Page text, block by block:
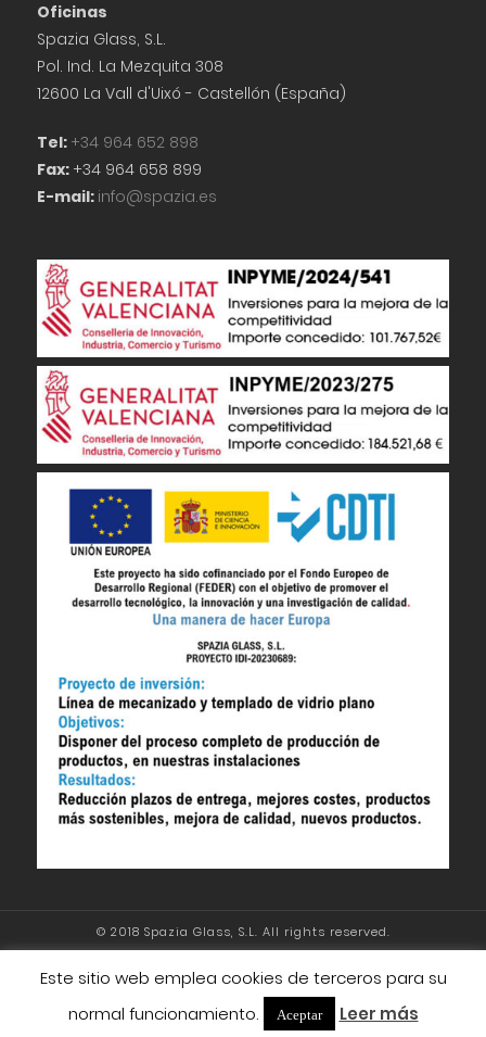
Oficinas
Spazia Glass, S.L.
Pol. Ind. La Mezquita 308
12600 La Vall d'Uixó - Castellón (España)
Tel: +34 964 652 898
Fax: +34 964 658 899
E-mail: info@spazia.es
© 2018 Spazia Glass, S.L. All rights reserved.
Aviso legal Política de cookies Política de
privacidad
Este sitio web emplea cookies de terceros para su
normal funcionamiento.
Aceptar Leer más